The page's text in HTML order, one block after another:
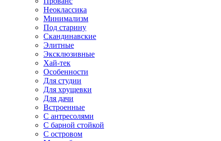
Неоклассика
Минимализм
Под старину
Скандинавские
Элитные
Эксклюзивные
Хай-тек
Особенности
Для студии
Для хрущевки
Для дачи
Встроенные
С антресолями
С барной стойкой
С островом